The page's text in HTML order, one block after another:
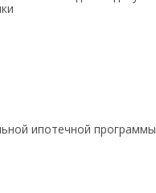
ипотечной программы